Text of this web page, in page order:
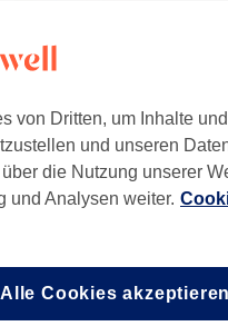
von Dritten, um Inhalte
und unseren
die Nutzung unserer
und Analysen weiter.
Alle Cookies akzeptieren